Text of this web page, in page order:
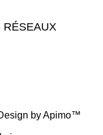
RÉSEAUX
byApimo™